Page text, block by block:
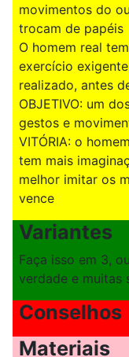
movimentos do
trocam de papéis
O homem real
exercício
realizado, antes
OBJETIVO: um
gestos e
VITÓRIA: o
tem mais
melhor imitar os
vence
Variantes
Faça isso em 3,
verdade e muitas
Conselhos
Materiais